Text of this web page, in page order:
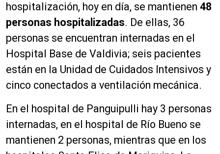
hospitalización, hoy en día, se mantienen 48
personas hospitalizadas. De ellas, 36
personas se encuentran internadas en el
Hospital Base de Valdivia; seis pacientes
están en la Unidad de Cuidados Intensivos y
cinco conectados a ventilación mecánica.
En el hospital de Panguipulli hay 3 personas
internadas, en el hospital de Río Bueno se
mantienen 2 personas, mientras que en los